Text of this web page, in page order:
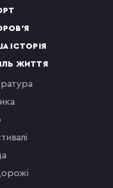
ІСТОРІЯ
ЖИТТЯ